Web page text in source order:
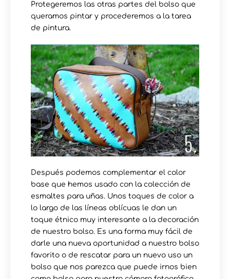
Protegeremos las otras partes del bolso que
queramos pintar y procederemos a la tarea
de pintura.
Después podemos complementar el color
base que hemos usado con la colección de
esmaltes para uñas. Unos toques de color a
lo largo de las líneas oblícuas le dan un
toque étnico muy interesante a la decoración
de nuestro bolso. Es una forma muy fácil de
darle una nueva oportunidad a nuestro bolso
favorito o de rescatar para un nuevo uso un
bolso que nos parezca que puede irnos bien